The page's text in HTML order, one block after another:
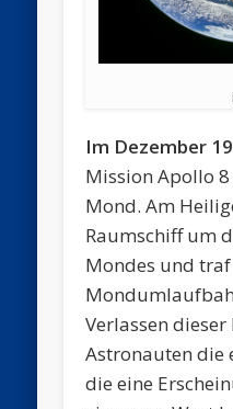
Im Dezember
Mission Apollo
Mond. Am
Raumschiff um
Mondes und
Verlassen
Astronauten die
die eine